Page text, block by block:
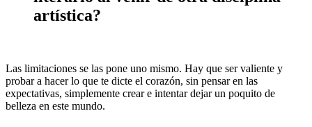
artística?
Las limitaciones se las pone uno mismo. Hay que ser valiente y
probar a hacer lo que te dicte el corazón, sin pensar en las
expectativas, simplemente crear e intentar dejar un poquito de
belleza en este mundo.